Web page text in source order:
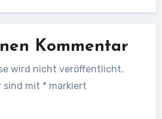
Kommentar
wird nicht veröffentlicht.
sind mit * markiert